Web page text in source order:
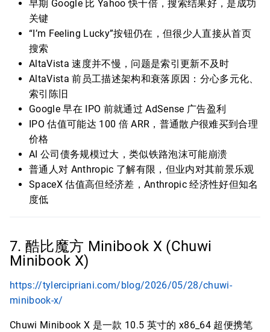
早期 Google 比 Yahoo 快十倍，搜索结果好，是成功
关键
“I’m Feeling Lucky”按钮仍在，但很少人直接从首页
搜索
AltaVista 速度并不慢，问题是索引更新不及时
AltaVista 前员工描述架构和衰落原因：分心多元化、
索引陈旧
Google 早在 IPO 前就通过 AdSense 广告盈利
IPO 估值可能达 100 倍 ARR，普通散户很难买到合理
价格
AI 公司债务规模过大，类似铁路泡沫可能崩溃
普通人对 Anthropic 了解有限，但业内对其前景乐观
SpaceX 估值高但经济差，Anthropic 经济性好但知名
度低
7. 酷比魔方 Minibook X (Chuwi
Minibook X)
https://tylercipriani.com/blog/2026/05/28/chuwi-
minibook-x/
Chuwi Minibook X 是一款 10.5 英寸的 x86_64 超便携笔